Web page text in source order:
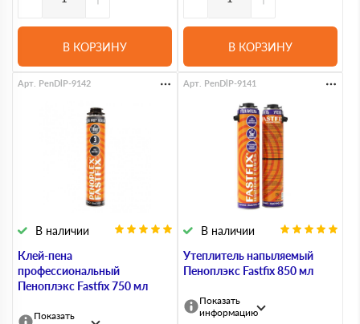
В КОРЗИНУ В КОРЗИНУ
Клей-пена
профессиональный
Пеноплэкс Fastfix 750 мл
В наличии
Арт. PenDlP-9142
Показать
Утеплитель напыляемый
Пеноплэкс Fastfix 850 мл
В наличии
Арт. PenDlP-9141
Показать
информацию